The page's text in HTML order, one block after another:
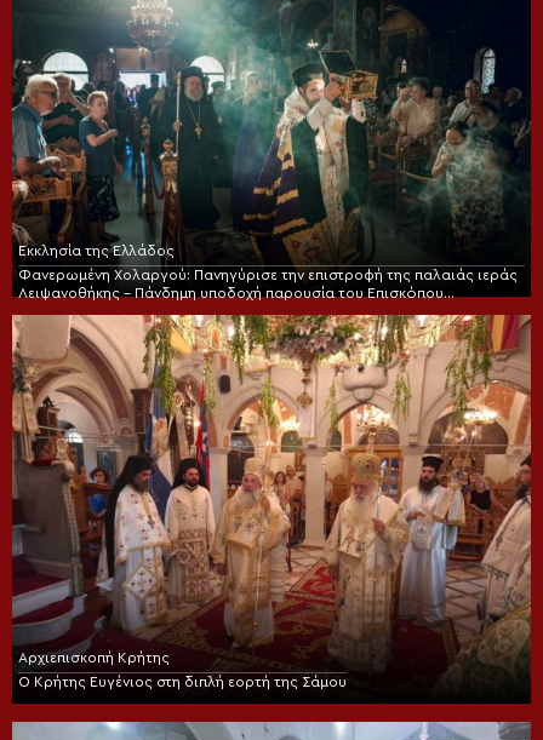
Εκκλησία της Ελλάδος
Φανερωμένη Χολαργού: Πανηγύρισε την επιστροφή της παλαιάς ιεράς
Λειψανοθήκης – Πάνδημη υποδοχή παρουσία του Επισκόπου
Αρχιεπισκοπή Κρήτης
Ο Κρήτης Ευγένιος στη διπλή εορτή της Σάμου